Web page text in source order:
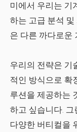
미에서 우리는 기
하는 고급 분석
은 다른 까다로운
우리의 전략은 기
적인 방식으로 확
루션을 제공하는
하고 싶습니다.
다양한 버티컬을